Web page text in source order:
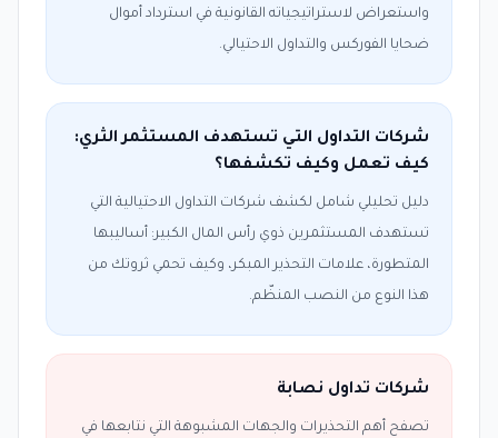
واستعراض لاستراتيجياته القانونية في استرداد أموال
ضحايا الفوركس والتداول الاحتيالي.
شركات التداول التي تستهدف المستثمر الثري:
كيف تعمل وكيف تكشفها؟
دليل تحليلي شامل لكشف شركات التداول الاحتيالية التي
تستهدف المستثمرين ذوي رأس المال الكبير: أساليبها
المتطورة، علامات التحذير المبكر، وكيف تحمي ثروتك من
هذا النوع من النصب المنظّم.
شركات تداول نصابة
تصفح أهم التحذيرات والجهات المشبوهة التي نتابعها في